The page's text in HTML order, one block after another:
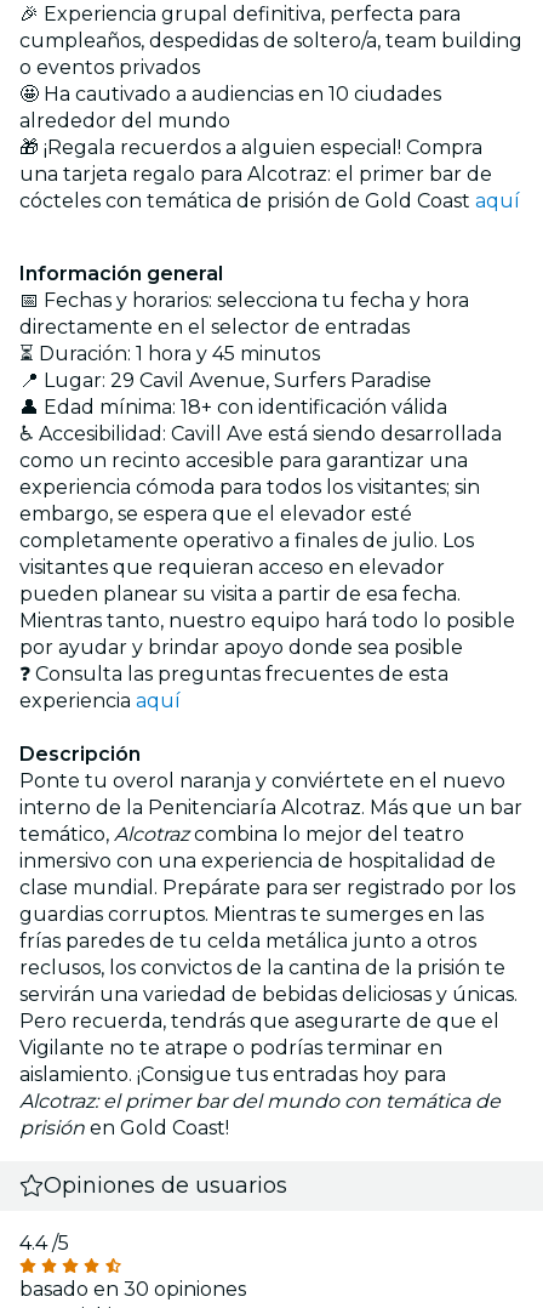
🎉 Experiencia grupal definitiva, perfecta para
cumpleaños, despedidas de soltero/a, team building
o eventos privados
🤩 Ha cautivado a audiencias en 10 ciudades
alrededor del mundo
🎁 ¡Regala recuerdos a alguien especial! Compra
una tarjeta regalo para Alcotraz: el primer bar de
cócteles con temática de prisión de Gold Coast aquí
Información general
📅 Fechas y horarios: selecciona tu fecha y hora
directamente en el selector de entradas
⏳ Duración: 1 hora y 45 minutos
📍 Lugar: 29 Cavil Avenue, Surfers Paradise
👤 Edad mínima: 18+ con identificación válida
♿ Accesibilidad: Cavill Ave está siendo desarrollada
como un recinto accesible para garantizar una
experiencia cómoda para todos los visitantes; sin
embargo, se espera que el elevador esté
completamente operativo a finales de julio. Los
visitantes que requieran acceso en elevador
pueden planear su visita a partir de esa fecha.
Mientras tanto, nuestro equipo hará todo lo posible
por ayudar y brindar apoyo donde sea posible
❓ Consulta las preguntas frecuentes de esta
experiencia aquí
Descripción
Ponte tu overol naranja y conviértete en el nuevo
interno de la Penitenciaría Alcotraz. Más que un bar
temático, Alcotrazcombina lo mejor del teatro
inmersivo con una experiencia de hospitalidad de
clase mundial. Prepárate para ser registrado por los
guardias corruptos. Mientras te sumerges en las
frías paredes de tu celda metálica junto a otros
reclusos, los convictos de la cantina de la prisión te
servirán una variedad de bebidas deliciosas y únicas.
Pero recuerda, tendrás que asegurarte de que el
Vigilante no te atrape o podrías terminar en
aislamiento. ¡Consigue tus entradas hoy para
Alcotraz: el primer bar del mundo con temática de
prisión en Gold Coast!
Opiniones de usuarios
4.4/5
basado en 30 opiniones